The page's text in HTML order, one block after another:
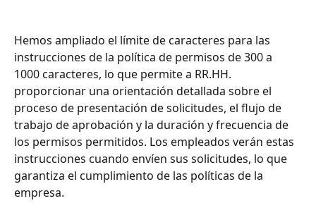
Hemos ampliado el límite de caracteres para las
instrucciones de la política de permisos de 300 a
1000 caracteres, lo que permite a RR.HH.
proporcionar una orientación detallada sobre el
proceso de presentación de solicitudes, el flujo de
trabajo de aprobación y la duración y frecuencia de
los permisos permitidos. Los empleados verán estas
instrucciones cuando envíen sus solicitudes, lo que
garantiza el cumplimiento de las políticas de la
empresa.